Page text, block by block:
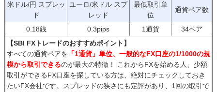
米ドル/円 スプレッ
ド
ユーロ/米ドル スプ
レッド
最低取引単
位
通貨ペア数
0.18銭 0.3pips 1通貨
34ペア
【SBI FXトレードのおすすめポイント】
すべての通貨ペアを 「1通貨」単位、一般的なFX口座の1/1000の規
模から取引できるのが最大の特徴！ これからFXを始める人、少額
取引ができるFX口座を探している方は、絶対にチェックしておき
たいFX会社です。スプレッドの狭さにも定評があり、1回の取引で